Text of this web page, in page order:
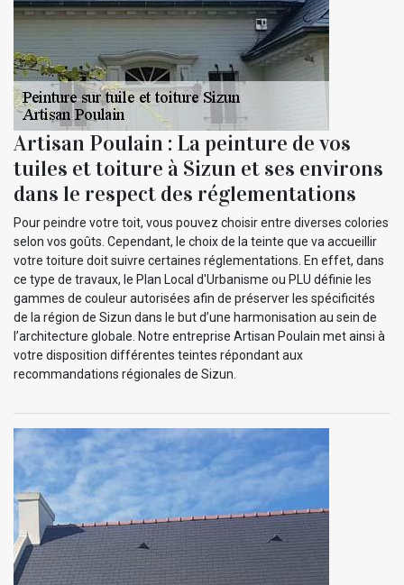
Artisan Poulain : La peinture de vos
tuiles et toiture à Sizun et ses environs
dans le respect des réglementations
Pour peindre votre toit, vous pouvez choisir entre diverses colories
selon vos goûts. Cependant, le choix de la teinte que va accueillir
votre toiture doit suivre certaines réglementations. En effet, dans
ce type de travaux, le Plan Local d'Urbanisme ou PLU définie les
gammes de couleur autorisées afin de préserver les spécificités
de la région de Sizun dans le but d’une harmonisation au sein de
l’architecture globale. Notre entreprise Artisan Poulain met ainsi à
votre disposition différentes teintes répondant aux
recommandations régionales de Sizun.